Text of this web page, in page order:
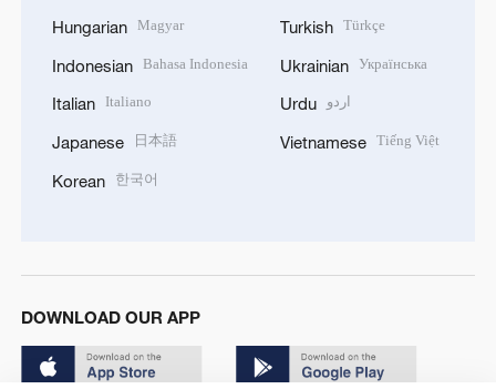
Hungarian Magyar
Indonesian Bahasa Indonesia
Italian Italiano
Japanese 日本語
Korean 한국어
Turkish Türkçe
Ukrainian Українська
Urdu اردو
Vietnamese Tiếng Việt
DOWNLOAD OUR APP